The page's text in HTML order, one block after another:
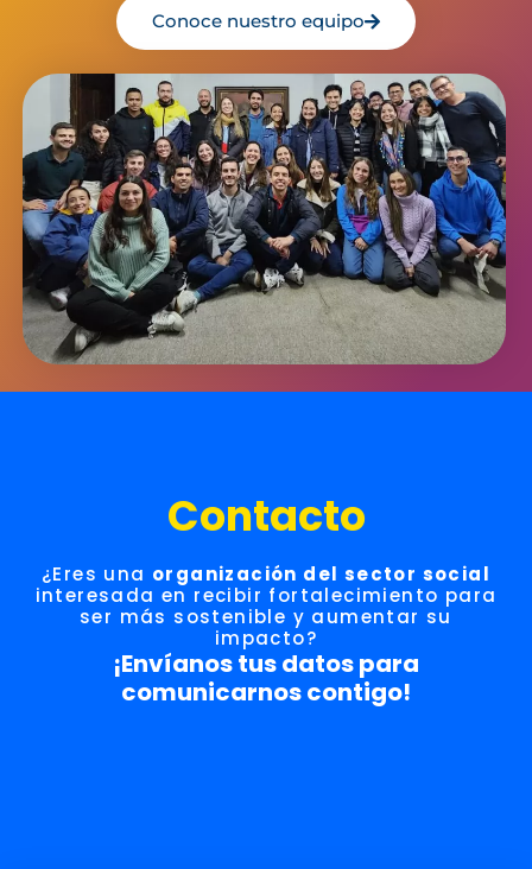
Conoce nuestro equipo
Contacto
¿Eres una organización del sector social
interesada en recibir fortalecimiento para
ser más sostenible y aumentar su
impacto?
¡Envíanos tus datos para
comunicarnos contigo!